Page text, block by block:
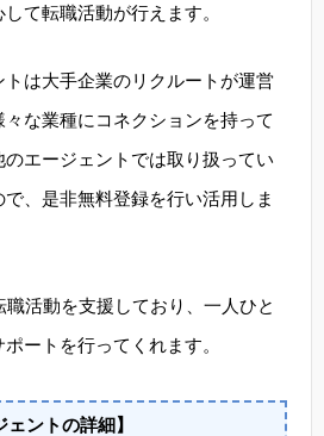
て転職活動が行えます。
トは大手企業のリクルートが運営
な業種にコネクションを持って
エージェントでは取り扱ってい
、是非無料登録を行い活用しま
活動を支援しており、一人ひと
ートを行ってくれます。
ェントの詳細】